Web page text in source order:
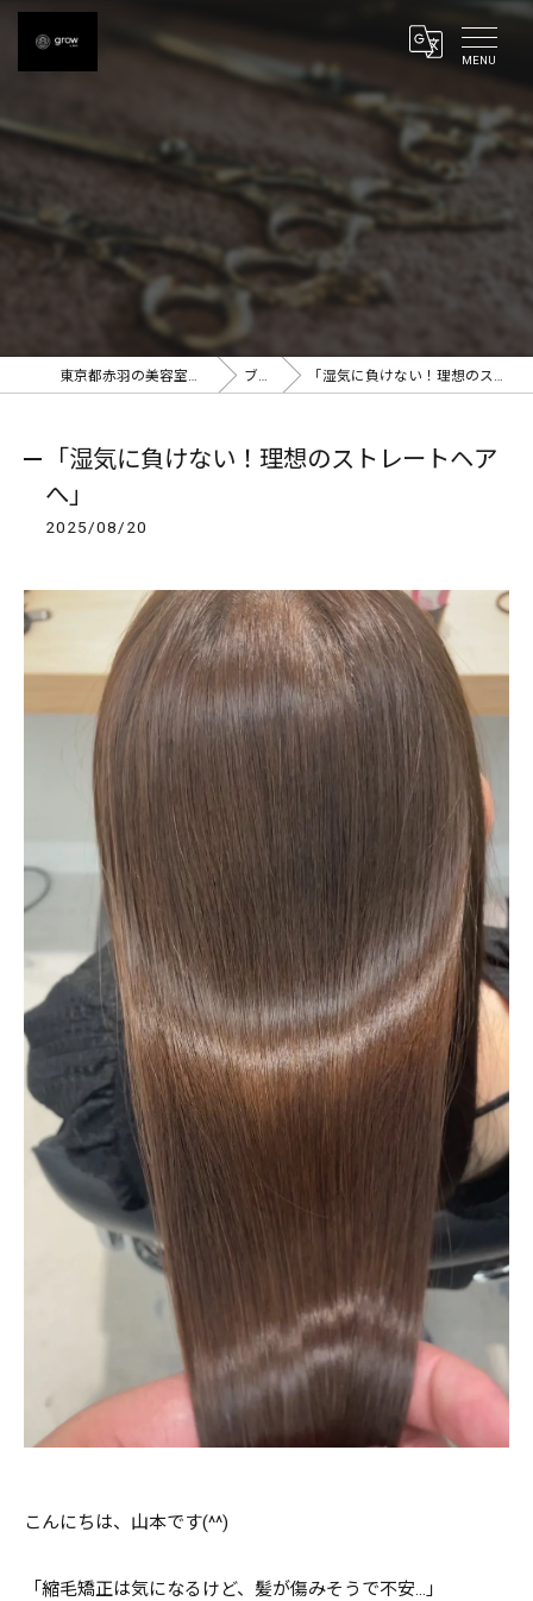
東京都赤羽の美容室ならgrow 赤羽 ブログ 「湿気に負けない！理想のストレートヘアへ」
「湿気に負けない！理想のストレートヘア
へ」
2025/08/20
こんにちは、山本です(^^)
「縮毛矯正は気になるけど、髪が傷みそうで不安…」